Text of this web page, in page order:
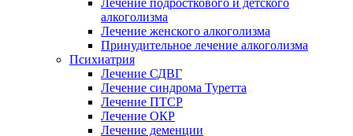
Лечение подросткового и детского
алкоголизма
Лечение женского алкоголизма
Принудительное лечение алкоголизма
Психиатрия
Лечение СДВГ
Лечение синдрома Туретта
Лечение ПТСР
Лечение ОКР
Лечение деменции